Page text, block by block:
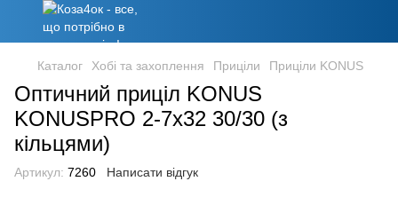
Каталог Хобі та захоплення Приціли Приціли KONUS
Оптичний приціл KONUS
KONUSPRO 2-7x32 30/30 (з
кільцями)
Артикул: 7260 Написати відгук